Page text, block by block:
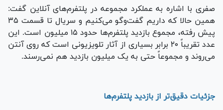
صفری با اشاره به عملکرد مجموعه در پلتفرم‌های آنلاین گفت:
همین حالا که داریم گفت‌وگو می‌کنیم و سریال تا قسمت ۳۵
پیش رفته، مجموع بازدید پلتفرم‌ها حدود ۱۵ میلیون است. این
عدد تقریباً ۲۰ برابر بسیاری از آثار تلویزیونی است که روی آنتن
می‌روند و مجموعاً حتی به یک میلیون بازدید هم نمی‌رسند.
جزئیات دقیق‌تر از بازدید پلتفرم‌ها